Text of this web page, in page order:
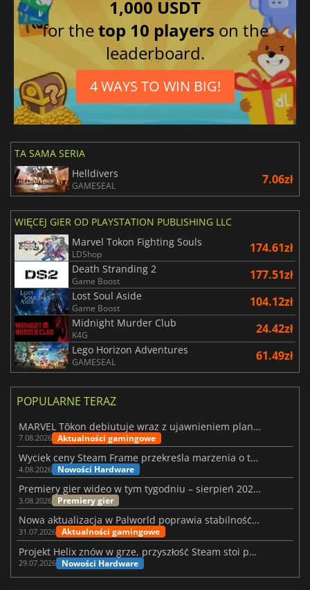
1,000 USDT
for thetop 10 players on the
leaderboard.
4 WAYS TO WIN BIG!
TA SAMA SERIA
Helldivers
GAMESEAL 7.06zł
WIĘCEJ GIER OD PLAYSTATION PUBLISHING LLC
Marvel Tokon Fighting Souls
LDShop 174.61zł
Death Stranding 2
Game Boost 177.51zł
Lost Soul Aside
Game Boost 104.12zł
Midnight Murder Club
K4G 24.42zł
Lego Horizon Adventures
GAMESEAL 61.49zł
POPULARNE TERAZ
MARVEL Tōkon debiutuje wraz z ujawnieniem planu rozwoju na pierwszy rok
7.08.2026 Aktualności gamingowe
Wyciek ceny Steam Frame przekreśla marzenia o tanim zestawie VR
4.08.2026 Nowości Hardware
Premiery gier wideo w tym tygodniu – sierpień 2026 r. (32. tydzień)
3.08.2026 Premiery gier
Nowa aktualizacja w Palworld poprawia stabilność Sunreach i walk z bossami
31.07.2026 Aktualności gamingowe
Projekt Helix znów w grze, przyszłość Steam stoi pod znakiem zapytania
29.07.2026 Nowości Hardware